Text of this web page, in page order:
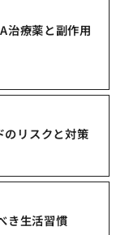
治療薬と副作用
のリスクと対策
き生活習慣